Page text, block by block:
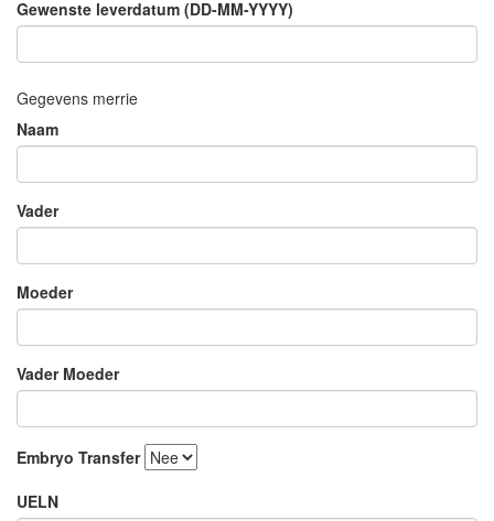
Gewenste leverdatum (DD-MM-YYYY)
Gegevens merrie
Naam
Vader
Moeder
Vader Moeder
Embryo Transfer
UELN